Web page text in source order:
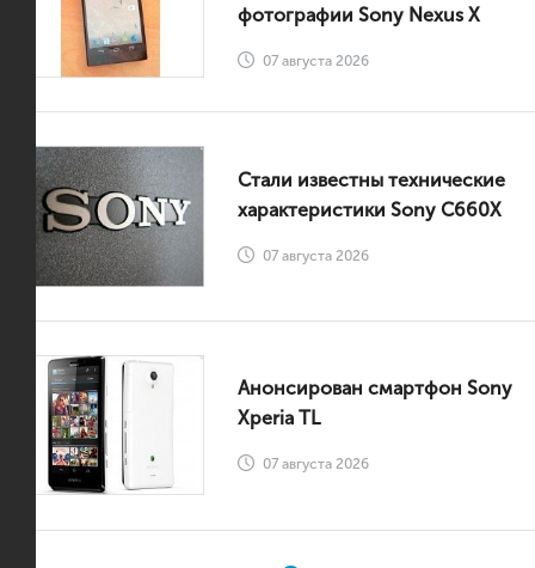
фотографии Sony Nexus X
07 августа 2026
Стали известны технические
характеристики Sony C660X
07 августа 2026
Анонсирован смартфон Sony
Xperia TL
07 августа 2026